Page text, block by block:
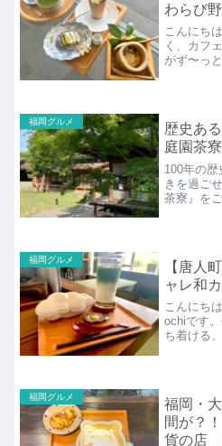
わらび
こんにち
く、カフ
がず〜っ
福岡グルメ
歴史あ
庭園茶
100年の
きを過ご
茶寮』を
福岡グルメ
【唐人
ャレ和
こんにち
ochiです
ち着ける
福岡グルメ
福岡・
間が？
貨の店